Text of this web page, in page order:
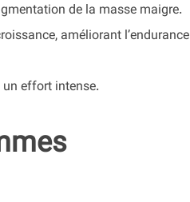
de la masse maigre.
améliorant l’endurance
effort intense.